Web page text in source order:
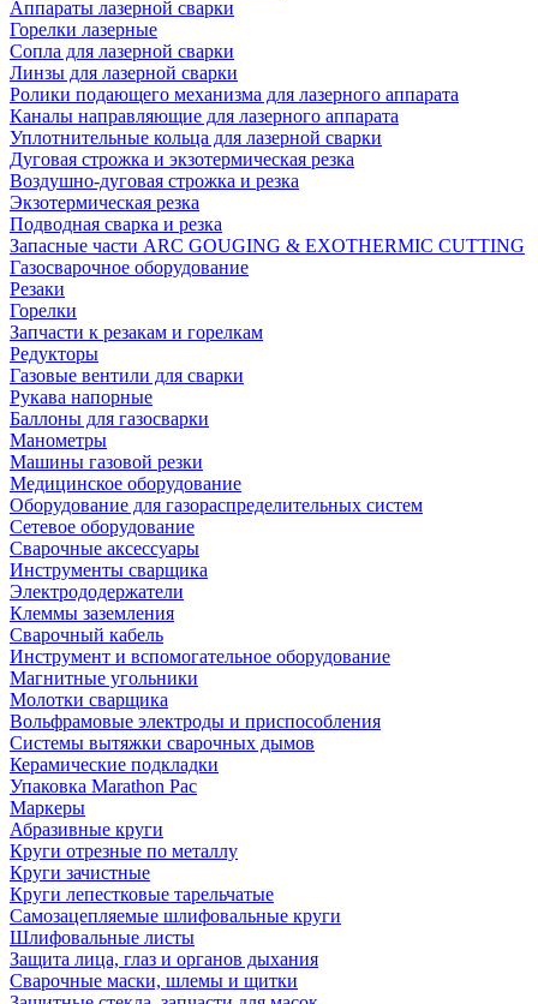
Аппараты лазерной сварки
Горелки лазерные
Сопла для лазерной сварки
Линзы для лазерной сварки
Ролики подающего механизма для лазерного аппарата
Каналы направляющие для лазерного аппарата
Уплотнительные кольца для лазерной сварки
Дуговая строжка и экзотермическая резка
Воздушно-дуговая строжка и резка
Экзотермическая резка
Подводная сварка и резка
Запасные части ARC GOUGING & EXOTHERMIC CUTTING
Газосварочное оборудование
Резаки
Горелки
Запчасти к резакам и горелкам
Редукторы
Газовые вентили для сварки
Рукава напорные
Баллоны для газосварки
Манометры
Машины газовой резки
Медицинское оборудование
Оборудование для газораспределительных систем
Сетевое оборудование
Сварочные аксессуары
Инструменты сварщика
Электрододержатели
Клеммы заземления
Сварочный кабель
Инструмент и вспомогательное оборудование
Магнитные угольники
Молотки сварщика
Вольфрамовые электроды и приспособления
Системы вытяжки сварочных дымов
Керамические подкладки
Упаковка Marathon Pac
Маркеры
Абразивные круги
Круги отрезные по металлу
Круги зачистные
Круги лепестковые тарельчатые
Самозацепляемые шлифовальные круги
Шлифовальные листы
Защита лица, глаз и органов дыхания
Сварочные маски, шлемы и щитки